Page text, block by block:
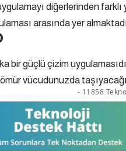
diğerlerinden
arasında yer
bir güçlü çizim
vücudunuzda
- 11858